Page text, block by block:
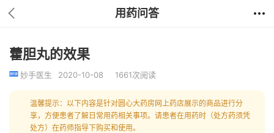
用药问答
藿胆丸的效果
妙手医生 2020-10-08 1661次阅读
温馨提示：以下内容是针对圆心大药房网上药店展示的商品进行分
享，方便患者了解日常用药相关事项。请患者在用药时（处方药须凭
处方）在药师指导下购买和使用。